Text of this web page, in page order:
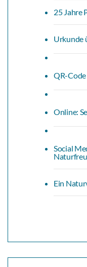
25 Jahre
Urkunde
QR-
Online:
Social
Ein